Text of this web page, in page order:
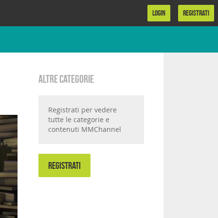
LOGIN REGISTRATI
Altre categorie
Registrati per vedere
tutte le categorie e
contenuti MMChannel
REGISTRATI